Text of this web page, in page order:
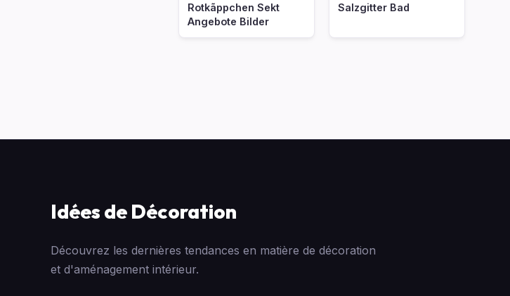
Rotkãppchen Sekt
Angebote Bilder
Salzgitter Bad
Idées de Décoration
Découvrez les dernières tendances en matière de décoration
et d'aménagement intérieur.